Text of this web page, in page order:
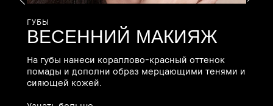
ГУБЫ
ВЕСЕННИЙ МАКИЯЖ
На губы нанеси кораллово-красный оттенок
помады и дополни образ мерцающими тенями и
сияющей кожей.